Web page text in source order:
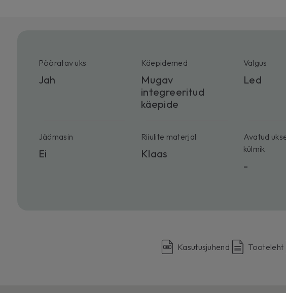
Pööratav uks
Jah
Käepidemed
Mugav
integreeritud
käepide
Valgus
Led
Jäämasin
Ei
Riiulite materjal
Klaas
Avatud
külmik
-
Kasutusjuhend Tooteleht